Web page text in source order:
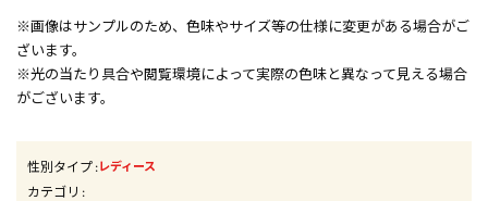
※画像はサンプルのため、色味やサイズ等の仕様に変更がある場合がご
ざいます。
※光の当たり具合や閲覧環境によって実際の色味と異なって見える場合
がございます。
性別タイプ:レディース
カテゴリ :